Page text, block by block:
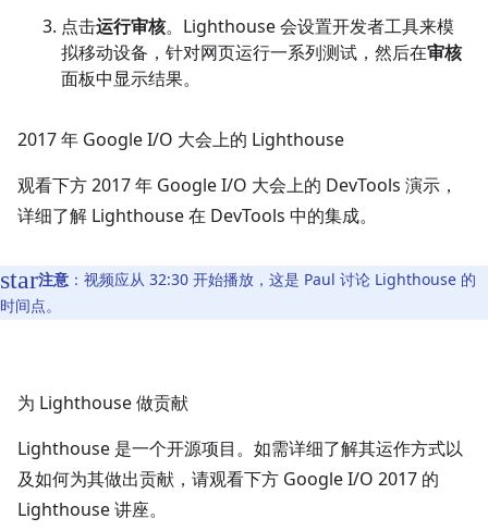
点击运行审核。Lighthouse 会设置开发者工具来模
拟移动设备，针对网页运行一系列测试，然后在审核
面板中显示结果。
2017 年 Google I/O 大会上的 Lighthouse
观看下方 2017 年 Google I/O 大会上的 DevTools 演示，
详细了解 Lighthouse 在 DevTools 中的集成。
注意 ：视频应从 32:30 开始播放，这是 Paul 讨论 Lighthouse 的
时间点。
为 Lighthouse 做贡献
Lighthouse 是一个开源项目。如需详细了解其运作方式以
及如何为其做出贡献，请观看下方 Google I/O 2017 的
Lighthouse 讲座。